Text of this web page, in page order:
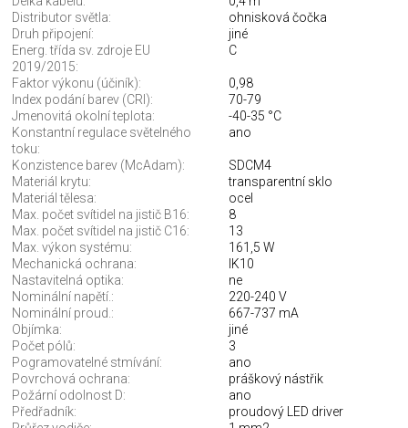
Distributor světla:
ohnisková čočka
Druh připojení:
jiné
Energ. třída sv. zdroje EU
2019/2015:
C
Faktor výkonu (účiník):
0,98
Index podání barev (CRI):
70-79
Jmenovitá okolní teplota:
-40-35 °C
Konstantní regulace světelného
toku:
ano
Konzistence barev (McAdam):
SDCM4
Materiál krytu:
transparentní sklo
Materiál tělesa:
ocel
Max. počet svítidel na jistič B16:
8
Max. počet svítidel na jistič C16:
13
Max. výkon systému:
161,5 W
Mechanická ochrana:
IK10
Nastavitelná optika:
ne
Nominální napětí.:
220-240 V
Nominální proud.:
667-737 mA
Objímka:
jiné
Počet pólů:
3
Pogramovatelné stmívání:
ano
Povrchová ochrana:
práškový nástřik
Požární odolnost D:
ano
Předřadník:
proudový LED driver